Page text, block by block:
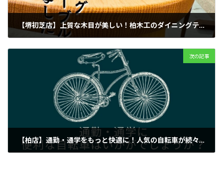
【堺初芝店】上質な木目が美しい！柏木工のダイニングテーブルが入荷しました！
次の記事
【柏店】通勤・通学をもっと快適に！人気の自転車が続々入荷中！